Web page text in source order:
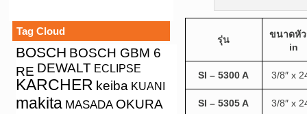
Tag Cloud
BOSCH BOSCH GBM 6
RE DEWALT ECLIPSE
KARCHER keiba KUANI
makita MASADA OKURA
รุ่น
ขนาดหั
in
SI – 5300 A 3/8″ x
SI – 5305 A 3/8″ x